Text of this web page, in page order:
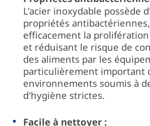
L'acier inoxydable possède
propriétés
efficacement la
et réduisant le risque de
des aliments par les
particulièrement important
environnements soumis à
d'hygiène strictes.
Facile à nettoyer :